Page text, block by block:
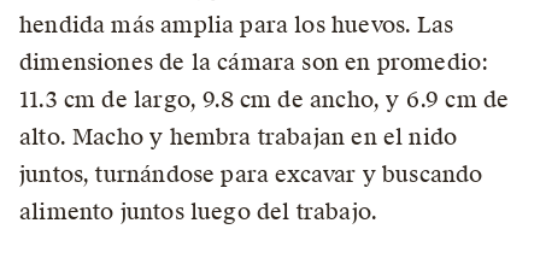
hendida más amplia para los huevos. Las
dimensiones de la cámara son en promedio:
11.3 cm de largo, 9.8 cm de ancho, y 6.9 cm de
alto. Macho y hembra trabajan en el nido
juntos, turnándose para excavar y buscando
alimento juntos luego del trabajo.